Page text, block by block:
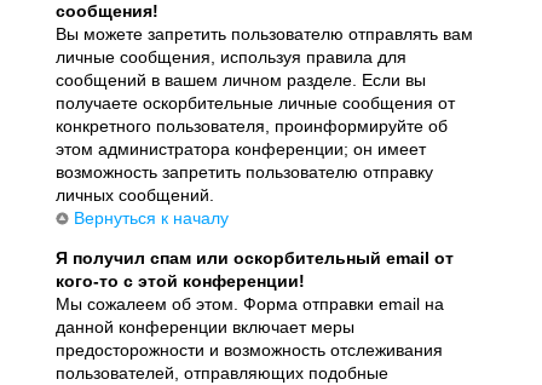
сообщения!
Вы можете запретить пользователю отправлять вам
личные сообщения, используя правила для
сообщений в вашем личном разделе. Если вы
получаете оскорбительные личные сообщения от
конкретного пользователя, проинформируйте об
этом администратора конференции; он имеет
возможность запретить пользователю отправку
личных сообщений.
Вернуться к началу
Я получил спам или оскорбительный email от
кого-то с этой конференции!
Мы сожалеем об этом. Форма отправки email на
данной конференции включает меры
предосторожности и возможность отслеживания
пользователей, отправляющих подобные